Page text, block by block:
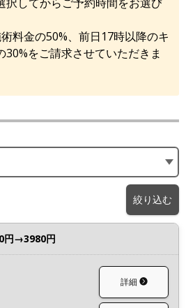
料金の50%、前日17時以降のキ
30%をご請求させていただきま
絞り込む
円→3980円
詳細